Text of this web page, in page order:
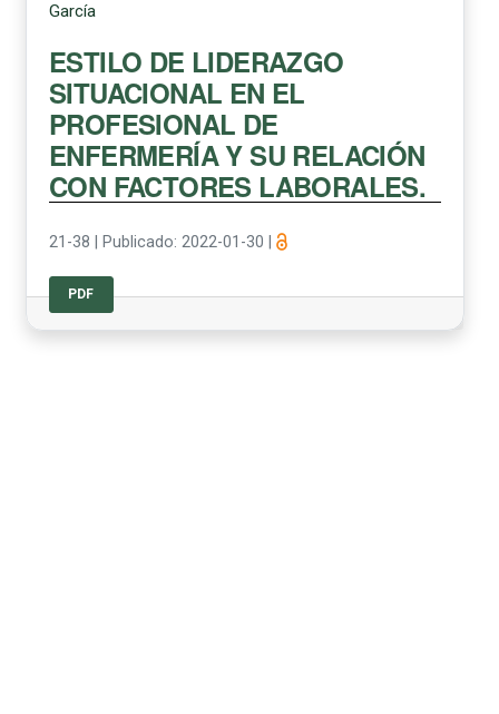
García
ESTILO DE LIDERAZGO
SITUACIONAL EN EL
PROFESIONAL DE
ENFERMERÍA Y SU RELACIÓN
CON FACTORES LABORALES.
21-38 Publicado: 2022-01-30
PDF